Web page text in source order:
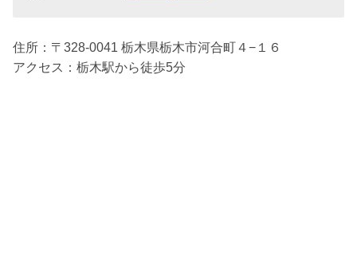
住所：〒328-0041 栃木県栃木市河合町４−１６
アクセス：栃木駅から徒歩5分